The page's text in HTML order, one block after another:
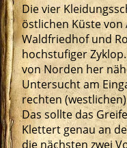
Die vier
östlichen Küste von
Waldfriedhof und
hochstufiger
von Norden her
Untersucht am
rechten
Das sollte das
Klettert genau an
die nächsten zwei